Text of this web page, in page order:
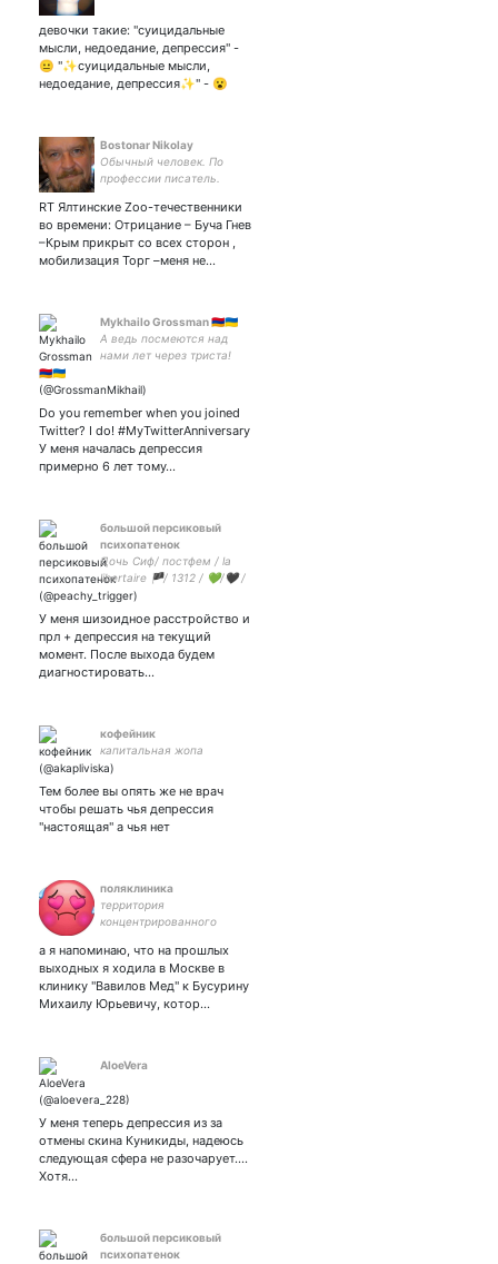
девочки такие: "суицидальные
мысли, недоедание, депрессия" -
😐 "✨суицидальные мысли,
недоедание, депрессия✨" - 😮
Bostonar Nikolay
Обычный человек. По
профессии писатель.
счастлив в личной жизни -
женат. И другого для себя
не жду. Мне всего хватает.
RT Ялтинские Zoo-течественники
во времени: Отрицание – Буча Гнев
–Крым прикрыт со всеx сторон ,
мобилизация Торг –меня не…
Mykhailo Grossman 🇦🇲🇺🇦
А ведь посмеются над
нами лет через триста!
жили. Ну что ж! Пущай
смеются. Одно обидно: не
поймут ведь, черти,
половины. Михаил
Зощенко
Do you remember when you joined
Twitter? I do! #MyTwitterAnniversary
У меня началась депрессия
примерно 6 лет тому…
большой персиковый
психопатенок
Дочь Сиф/ постфем / la
libertaire 🏴/ 1312 / 💚/🖤 /
without hope we die / 🕊/✡️
У меня шизоидное расстройство и
прл + депрессия на текущий
момент. После выхода будем
диагностировать…
кофейник
капитальная жопа
Тем более вы опять же не врач
чтобы решать чья депрессия
"настоящая" а чья нет
поляклиника
территория
концентрированного
ВЕДЬМОкратия | ко мне на
ты | чтение ЭТОГО
твиттера платное 👉
а я напоминаю, что на прошлых
выходных я ходила в Москве в
клинику "Вавилов Мед" к Бусурину
Михаилу Юрьевичу, котор…
AloeVera
У меня теперь депрессия из за
отмены скина Куникиды, надеюсь
следующая сфера не разочарует....
Хотя…
большой персиковый
психопатенок